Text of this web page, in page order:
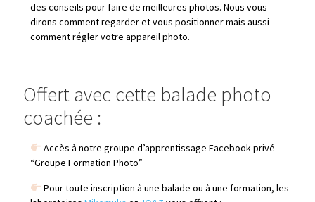
des conseils pour faire de meilleures photos. Nous vous
dirons comment regarder et vous positionner mais aussi
comment régler votre appareil photo.
Offert avec cette balade photo
coachée :
Accès à notre groupe d’apprentissage Facebook privé
“Groupe Formation Photo”
⁠ Pour toute inscription à une balade ou à une formation, les